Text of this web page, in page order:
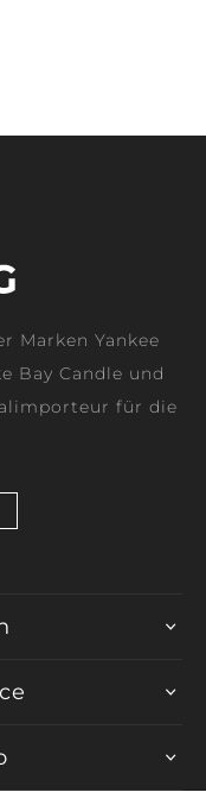
Marken Yankee
Bay Candle und
für die